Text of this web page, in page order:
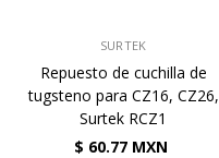
SURTEK
Repuesto de cuchilla de
tugsteno para CZ16, CZ26,
Surtek RCZ1
$ 60.77 MXN